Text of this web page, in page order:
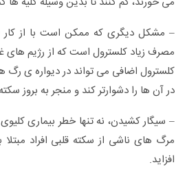
– مشکل دیگری که ممکن است با از کار
مصرف زیاد کلسترول است که از رژیم
کلسترول اضافی می تواند در دیواره ی
در آن ها را دشوارتر کند و منجر به بروز
– سیگار کشیدن، نه تنها خطر بیماری
مرگ های ناشی از سکته قلبی افراد
افزاید.